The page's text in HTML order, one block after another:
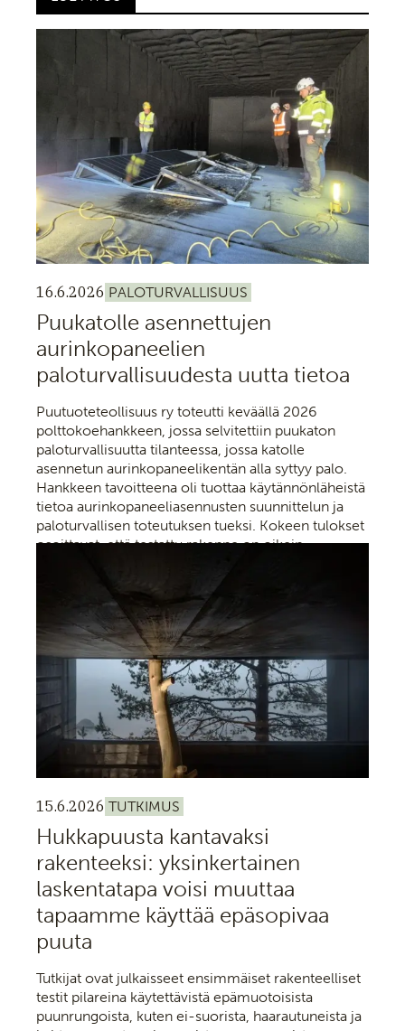
16.6.2026 PALOTURVALLISUUS
Puukatolle asennettujen
aurinkopaneelien
paloturvallisuudesta uutta tietoa
Puutuoteteollisuus ry toteutti keväällä 2026
polttokoehankkeen, jossa selvitettiin puukaton
paloturvallisuutta tilanteessa, jossa katolle
asennetun aurinkopaneelikentän alla syttyy palo.
Hankkeen tavoitteena oli tuottaa käytännönläheistä
tietoa aurinkopaneeliasennusten suunnittelun ja
paloturvallisen toteutuksen tueksi. Kokeen tulokset
osoittavat, että testattu rakenne on oikein
15.6.2026 TUTKIMUS
Hukkapuusta kantavaksi
rakenteeksi: yksinkertainen
laskentatapa voisi muuttaa
tapaamme käyttää epäsopivaa
puuta
Tutkijat ovat julkaisseet ensimmäiset rakenteelliset
testit pilareina käytettävistä epämuotoisista
puunrungoista, kuten ei-suorista, haarautuneista ja